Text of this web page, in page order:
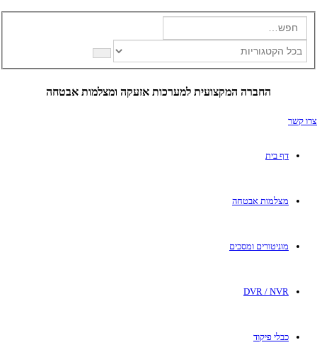
החברה המקצועית למערכות אזעקה ומצלמות אבטחה
קשר
דף בית
מצלמות אבטחה
מוניטורים ומסכים
DVR / NVR
כבלי פיקוד